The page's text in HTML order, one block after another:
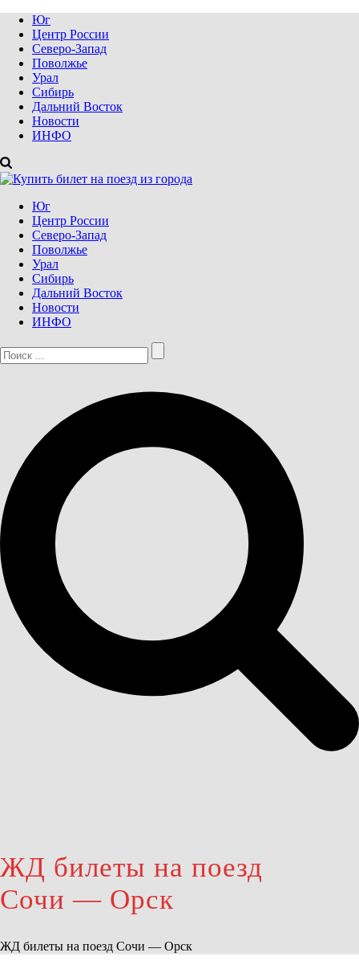
Юг
Центр России
Северо-Запад
Поволжье
Урал
Сибирь
Дальний Восток
Новости
ИНФО
Юг
Центр России
Северо-Запад
Поволжье
Урал
Сибирь
Дальний Восток
Новости
ИНФО
ЖД билеты на поезд
Сочи — Орск
ЖД билеты на поезд Сочи — Орск